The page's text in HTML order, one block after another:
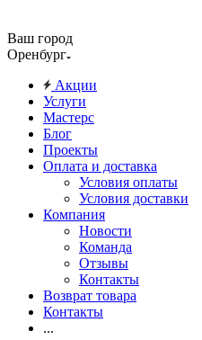
Ваш город
Оренбург
Акции
Услуги
Мастерс
Блог
Проекты
Оплата и доставка
Условия оплаты
Условия доставки
Компания
Новости
Команда
Отзывы
Контакты
Возврат товара
Контакты
...